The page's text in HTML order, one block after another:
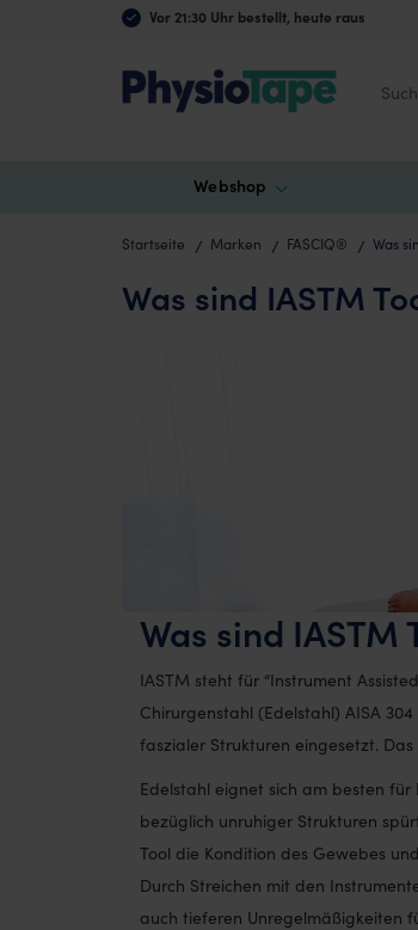
Vor 21:30 Uhr bestellt, heute raus
Webshop
Startseite Marken FASCIQ® Was
Was sind IASTM
Was sind IASTM
IASTM steht für “Instrument
Chirurgenstahl (Edelstahl) AISA
faszialer Strukturen eingesetzt.
Edelstahl eignet sich am besten
bezüglich unruhiger Strukturen
Tool die Kondition des Gewebes
Durch Streichen mit den
auch tieferen Unregelmäßigkeiten